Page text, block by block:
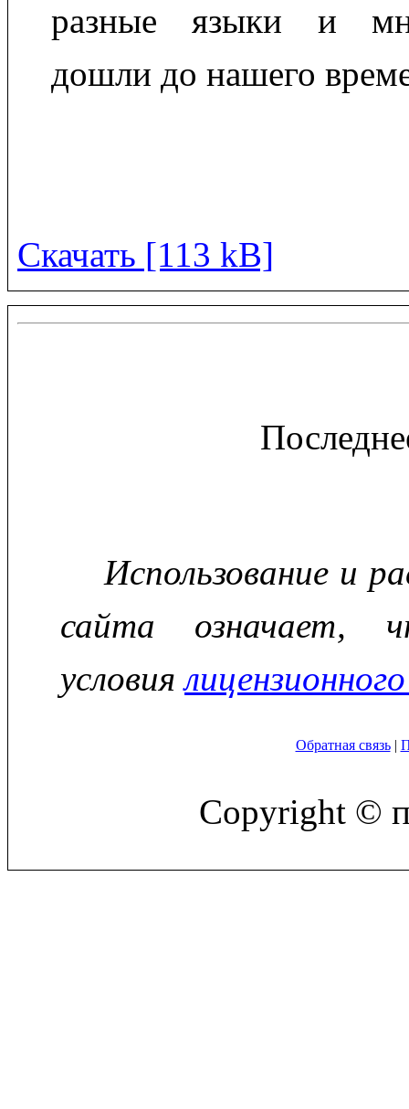
разные языки и
дошли до нашего
Скачать [113 kB]
Использование и
сайта означает,
условия
Обратная связь|
Copyright ©